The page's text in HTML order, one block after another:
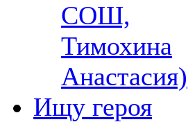
СОШ,
Тимохина
Анастасия)
Ищу героя